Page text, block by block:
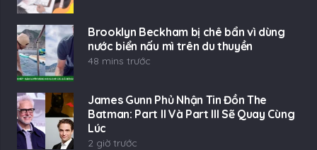
Brooklyn Beckham bị chê bẩn vì dùng
nước biển nấu mì trên du thuyền
48 mins trước
James Gunn Phủ Nhận Tin Đồn The
Batman: Part II Và Part III Sẽ Quay Cùng
Lúc
2 giờ trước